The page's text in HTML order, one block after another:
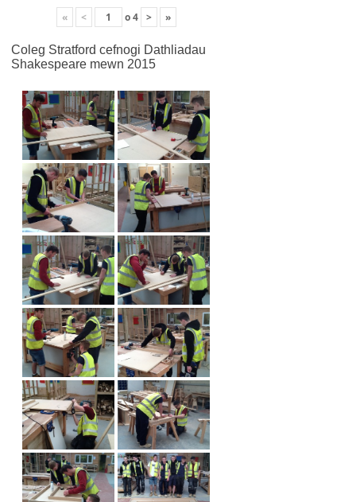
« < o4 > »
Coleg Stratford cefnogi Dathliadau
Shakespeare mewn 2015